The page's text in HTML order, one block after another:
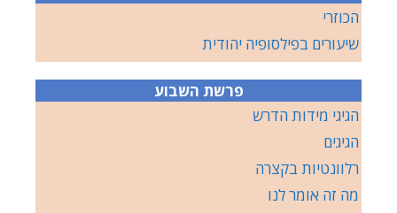
הכוזרי
שיעורים בפילסופיה יהודית
פרשת השבוע
הגיגי מידות הדרש
הגיגים
רלוונטיות בקצרה
מה זה אומר לנו